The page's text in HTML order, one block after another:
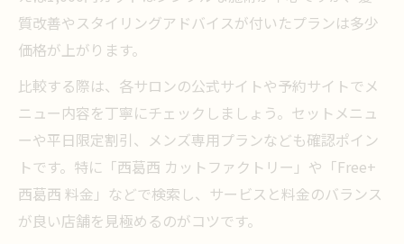
質改善やスタイリングアドバイスが付いたプランは多少
価格が上がります。
比較する際は、各サロンの公式サイトや予約サイトでメ
ニュー内容を丁寧にチェックしましょう。セットメニュ
ーや平日限定割引、メンズ専用プランなども確認ポイン
トです。特に「西葛西 カットファクトリー」や「Free+
西葛西 料金」などで検索し、サービスと料金のバランス
が良い店舗を見極めるのがコツです。